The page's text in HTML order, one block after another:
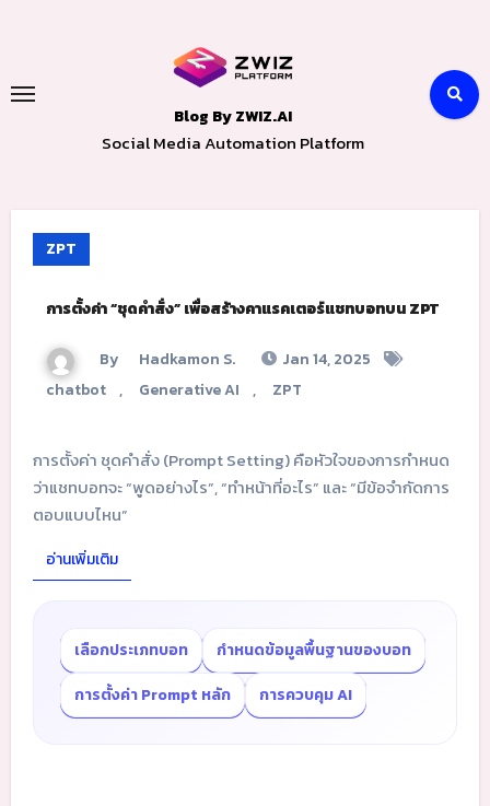
Blog By ZWIZ.AI
Social Media Automation Platform
ZPT
การตั้งค่า “ชุดคำสั่ง” เพื่อสร้างคาแรคเตอร์แชทบอทบน ZPT
By Hadkamon S.
Jan 14, 2025
chatbot , Generative AI , ZPT
การตั้งค่า ชุดคำสั่ง (Prompt Setting) คือหัวใจของการกำหนด
ว่าแชทบอทจะ “พูดอย่างไร”, “ทำหน้าที่อะไร” และ “มีข้อจำกัดการ
ตอบแบบไหน”
อ่านเพิ่มเติม
เลือกประเภทบอท
กำหนดข้อมูลพื้นฐานของบอท
การตั้งค่า Prompt หลัก
การควบคุม AI